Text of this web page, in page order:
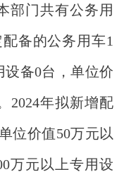
部门共有公务用
备的公务用车1
设备0台，单位价
2024年拟新增配
位价值50万元以
万元以上专用设